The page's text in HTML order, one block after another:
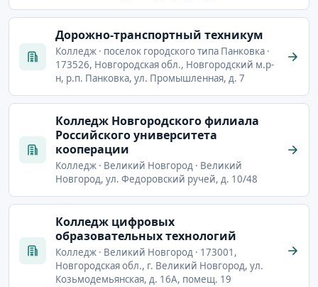
Дорожно-транспортный техникум
Колледж · поселок городского типа Панковка ·
173526, Новгородская обл., Новгородский м.р-
н, р.п. Панковка, ул. Промышленная, д. 7
Колледж Новгородского филиала
Российского университета
кооперации
Колледж · Великий Новгород · Великий
Новгород, ул. Федоровский ручей, д. 10/48
Колледж цифровых
образовательных технологий
Колледж · Великий Новгород · 173001,
Новгородская обл., г. Великий Новгород, ул.
Козьмодемьянская, д. 16А, помещ. 19